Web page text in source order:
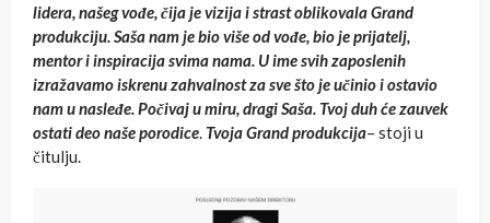
lidera, našeg vođe, čija je vizija i strast oblikovala Grand
produkciju. Saša nam je bio više od vođe, bio je prijatelj,
mentor i inspiracija svima nama. U ime svih zaposlenih
izražavamo iskrenu zahvalnost za sve što je učinio i ostavio
nam u nasleđe. Počivaj u miru, dragi Saša. Tvoj duh će zauvek
ostati deo naše porodice. Tvoja Grand produkcija– stoji u
čitulju.